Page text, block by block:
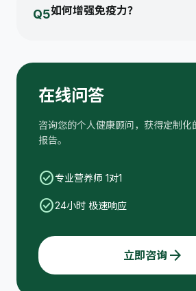
Q5如何增强免疫力？
在线问答
咨询您的个人健康顾问，获得定制化
报告。
check_circle专业营养师 1对1
check_circle24小时 极速响应
立即咨询 arrow_forward